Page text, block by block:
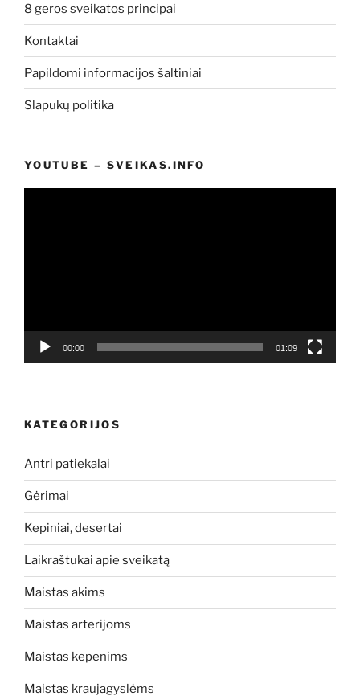
8 geros sveikatos principai
Kontaktai
Papildomi informacijos šaltiniai
Slapukų politika
YOUTUBE – SVEIKAS.INFO
00:00 01:09
KATEGORIJOS
Antri patiekalai
Gėrimai
Kepiniai, desertai
Laikraštukai apie sveikatą
Maistas akims
Maistas arterijoms
Maistas kepenims
Maistas kraujagyslėms